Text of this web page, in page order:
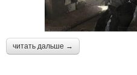
читать дальше →